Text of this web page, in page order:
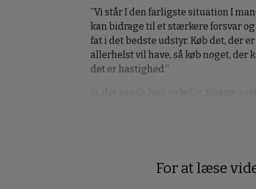
”Vi står I den farligste situation I
kan bidrage til et stærkere forsvar
fat i det bedste udstyr. Køb det, der
allerhelst vil have, så køb noget, der
det er hastighed.”
Ja, det sagde hun virkelig,
PremiumFor at læse